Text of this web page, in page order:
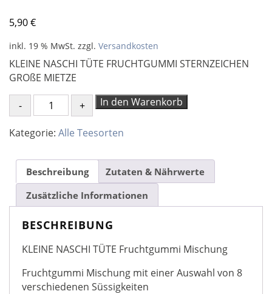
5,90€
inkl. 19 % MwSt. zzgl. Versandkosten
KLEINE NASCHI TÜTE FRUCHTGUMMI STERNZEICHEN
GROßE MIETZE
NASCHI
TÜTE
FRUCHTGUMMI
STERNZEICHEN
GROßE
MIETZE
Menge
In den Warenkorb
Kategorie: Alle Teesorten
Beschreibung
Zutaten & Nährwerte
Zusätzliche Informationen
BESCHREIBUNG
KLEINE NASCHI TÜTE Fruchtgummi Mischung
Fruchtgummi Mischung mit einer Auswahl von 8
verschiedenen Süssigkeiten